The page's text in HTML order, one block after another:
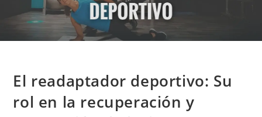
El readaptador deportivo: Su
rol en la recuperación y